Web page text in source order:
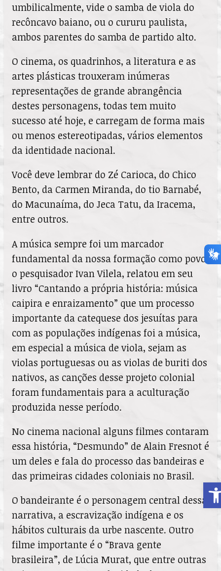
umbilicalmente, vide o samba de viola do
recôncavo baiano, ou o cururu paulista,
ambos parentes do samba de partido alto.
O cinema, os quadrinhos, a literatura e as
artes plásticas trouxeram inúmeras
representações de grande abrangência
destes personagens, todas tem muito
sucesso até hoje, e carregam de forma mais
ou menos estereotipadas, vários elementos
da identidade nacional.
Você deve lembrar do Zé Carioca, do Chico
Bento, da Carmen Miranda, do tio Barnabé,
do Macunaíma, do Jeca Tatu, da Iracema,
entre outros.
A música sempre foi um marcador
fundamental da nossa formação como povo,
o pesquisador Ivan Vilela, relatou em seu
livro “Cantando a própria história: música
caipira e enraizamento” que um processo
importante da catequese dos jesuítas para
com as populações indígenas foi a música,
em especial a música de viola, sejam as
violas portuguesas ou as violas de buriti dos
nativos, as canções desse projeto colonial
foram fundamentais para a aculturação
produzida nesse período.
No cinema nacional alguns filmes contaram
essa história, “Desmundo” de Alain Fresnot é
um deles e fala do processo das bandeiras e
das primeiras cidades coloniais no Brasil.
O bandeirante é o personagem central dessa
narrativa, a escravização indígena e os
hábitos culturais da urbe nascente. Outro
filme importante é o “Brava gente
brasileira”, de Lúcia Murat, que entre outras